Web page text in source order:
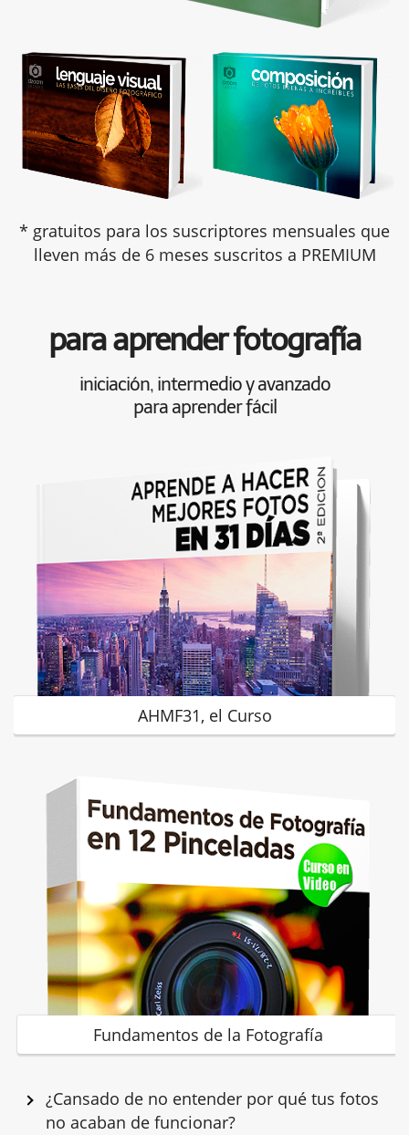
* gratuitos para los suscriptores mensuales que
lleven más de 6 meses suscritos a PREMIUM
para aprender fotografía
iniciación, intermedio y avanzado
para aprender fácil
AHMF31, el Curso
Fundamentos de la Fotografía
¿Cansado de no entender por qué tus fotos
no acaban de funcionar?